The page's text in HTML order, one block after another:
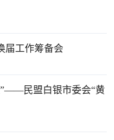
届工作筹备会
民盟白银市委会“黄